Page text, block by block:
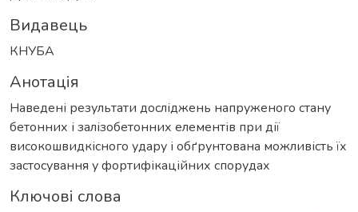
Видавець
КНУБА
Анотація
Наведені результати досліджень напруженого стану
бетонних і залізобетонних елементів при дії
високошвидкісного удару і обґрунтована можливість їх
застосування у фортифікаційних спорудах
Ключові слова